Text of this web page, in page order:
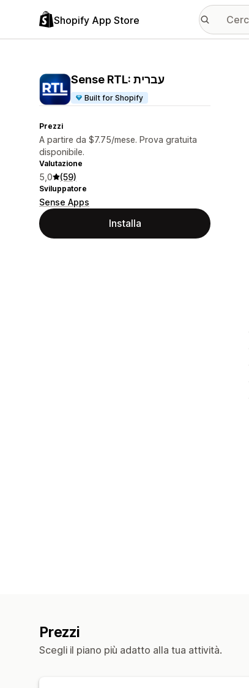
Shopify App Store
Sense RTL: עברית
Built for Shopify
Prezzi
A partire da $7.75/mese. Prova gratuita
disponibile.
Valutazione
5,0 (59)
Sviluppatore
Sense Apps
Installa
Prezzi
Scegli il piano più adatto alla tua attività.